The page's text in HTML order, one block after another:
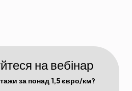
на вебінар
за понад 1,5 євро/км?